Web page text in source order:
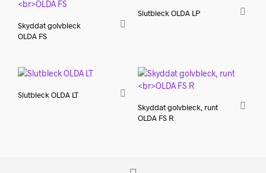
Skyddat golvbleck
OLDA FS
Slutbleck OLDA LP
Slutbleck OLDA LT
Skyddat golvbleck, runt
OLDA FS R